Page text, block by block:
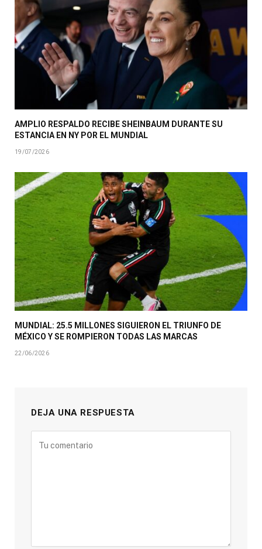
AMPLIO RESPALDO RECIBE SHEINBAUM DURANTE SU
ESTANCIA EN NY POR EL MUNDIAL
19/07/2026
MUNDIAL: 25.5 MILLONES SIGUIERON EL TRIUNFO DE
MÉXICO Y SE ROMPIERON TODAS LAS MARCAS
22/06/2026
DEJA UNA RESPUESTA